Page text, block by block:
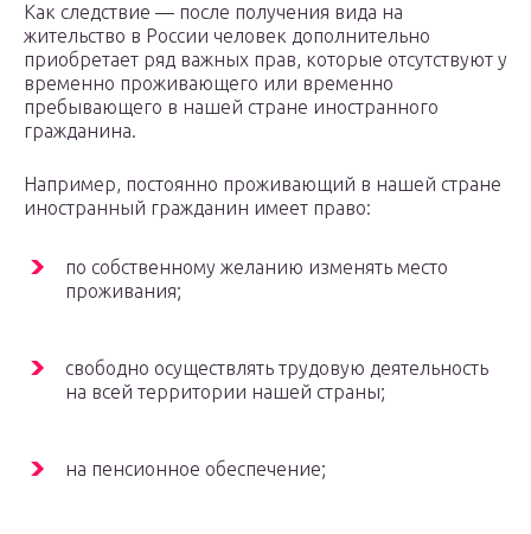
Как следствие — после получения вида на
жительство в России человек дополнительно
приобретает ряд важных прав, которые отсутствуют у
временно проживающего или временно
пребывающего в нашей стране иностранного
гражданина.
Например, постоянно проживающий в нашей стране
иностранный гражданин имеет право:
по собственному желанию изменять место
проживания;
свободно осуществлять трудовую деятельность
на всей территории нашей страны;
на пенсионное обеспечение;